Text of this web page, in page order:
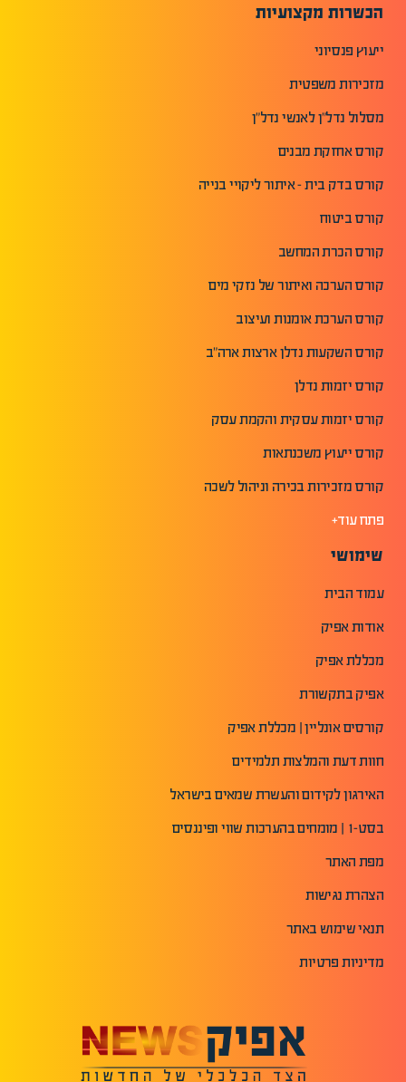
הכשרות מקצועיות
ייעוץ פנסיוני
מזכירות משפטית
מסלול נדל"ן לאנשי נדל"ן
קורס אחזקת מבנים
קורס בדק בית - איתור ליקויי בנייה
קורס ביטוח
קורס הכרת המחשב
קורס הערכה ואיתור של נזקי מים
קורס הערכת אומנות ועיצוב
קורס השקעות נדלן ארצות ארה"ב
קורס יזמות נדלן
קורס יזמות עסקית והקמת עסק
קורס ייעוץ משכנתאות
קורס מזכירות בכירה וניהול לשכה
פתח עוד+
שימושי
עמוד הבית
אודות אפיק
מכללת אפיק
אפיק בתקשורת
קורסים אונליין | מכללת אפיק
חוות דעת והמלצות תלמידים
האירגון לקידום והעשרת שמאים בישראל
בסט-1 | מומחים בהערכות שווי ופיננסים
מפת האתר
הצהרת נגישות
תנאי שימוש באתר
מדיניות פרטיות